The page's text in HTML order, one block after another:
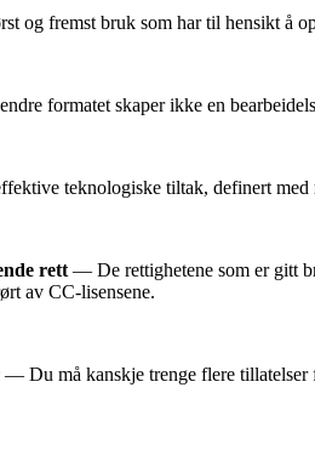
og fremst bruk som har til hensikt å
formatet skaper ikke en
teknologiske tiltak, definert med
rett — De rettighetene som er gitt
av CC-lisensene.
— Du må kanskje trenge flere tillatelser